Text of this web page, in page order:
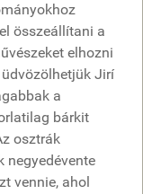
összeállítani a
elhozni
Jirí
a
bárkit
osztrák
negyedévente
vennie, ahol